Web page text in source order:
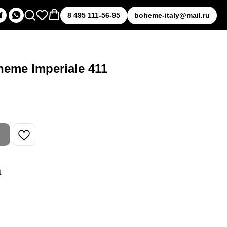
8 495 111-56-95 boheme-italy@mail.ru
Imperiale 411